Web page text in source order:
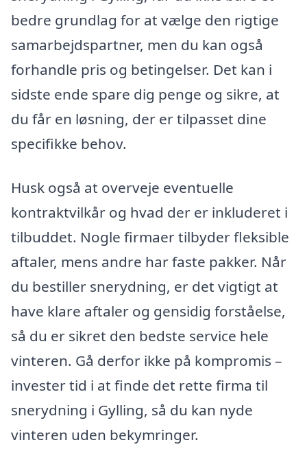
bedre grundlag for at vælge den rigtige
samarbejdspartner, men du kan også
forhandle pris og betingelser. Det kan i
sidste ende spare dig penge og sikre, at
du får en løsning, der er tilpasset dine
specifikke behov.
Husk også at overveje eventuelle
kontraktvilkår og hvad der er inkluderet i
tilbuddet. Nogle firmaer tilbyder fleksible
aftaler, mens andre har faste pakker. Når
du bestiller snerydning, er det vigtigt at
have klare aftaler og gensidig forståelse,
så du er sikret den bedste service hele
vinteren. Gå derfor ikke på kompromis –
invester tid i at finde det rette firma til
snerydning i Gylling, så du kan nyde
vinteren uden bekymringer.